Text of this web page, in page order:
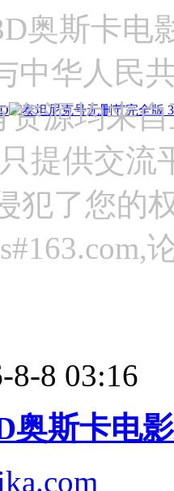
奥斯卡电
中华人民
资源均来
提供交流
犯了您的
8-8 03:16
奥斯卡电